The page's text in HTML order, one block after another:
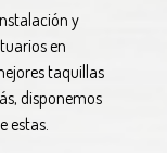
y
en
taquillas
disponemos
estas.